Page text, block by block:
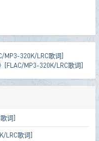
MP3-320K/LRC歌词]
MP3-320K/LRC歌词]
词]
LRC歌词]